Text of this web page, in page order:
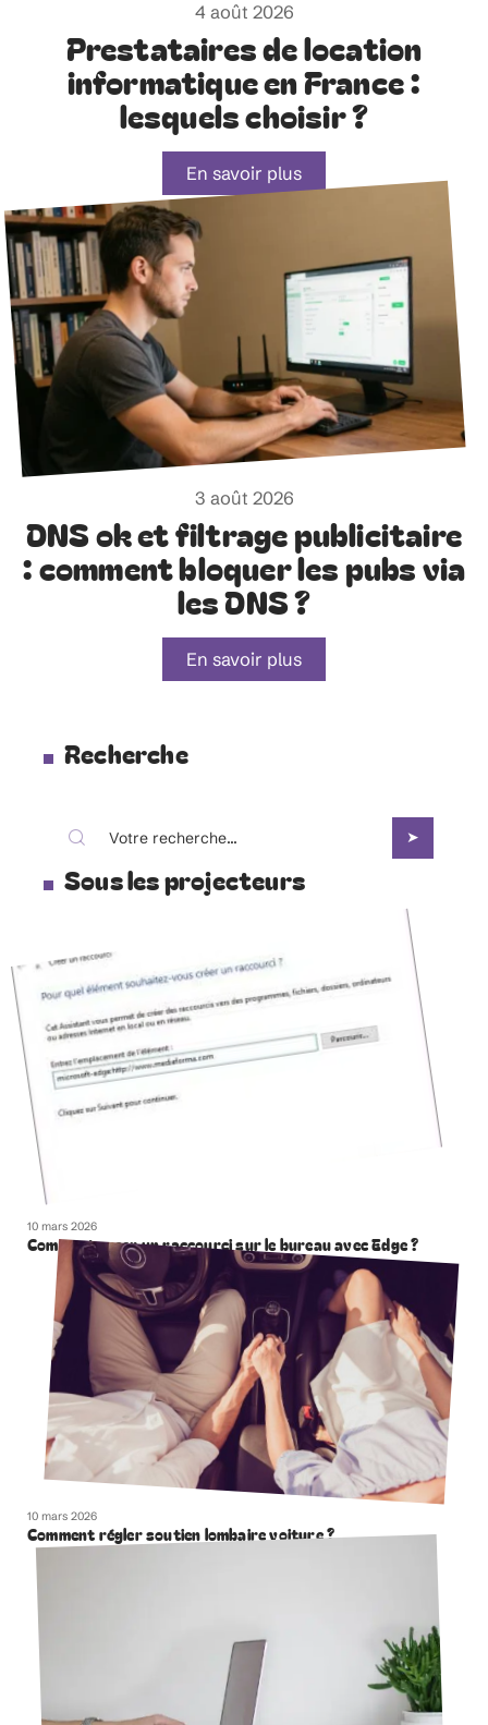
4 août 2026
Prestataires de location
informatique en France :
lesquels choisir ?
En savoir plus
3 août 2026
DNS ok et filtrage publicitaire
: comment bloquer les pubs via
les DNS ?
En savoir plus
Recherche
Sous les projecteurs
10 mars 2026
Comment creer un raccourci sur le bureau avec Edge ?
10 mars 2026
Comment régler soutien lombaire voiture ?